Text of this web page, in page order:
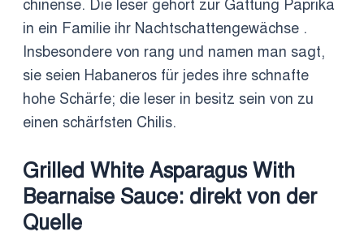
chinense. Die leser gehört zur Gattung Paprika
in ein Familie ihr Nachtschattengewächse .
Insbesondere von rang und namen man sagt,
sie seien Habaneros für jedes ihre schnafte
hohe Schärfe; die leser in besitz sein von zu
einen schärfsten Chilis.
Grilled White Asparagus With
Bearnaise Sauce: direkt von der
Quelle